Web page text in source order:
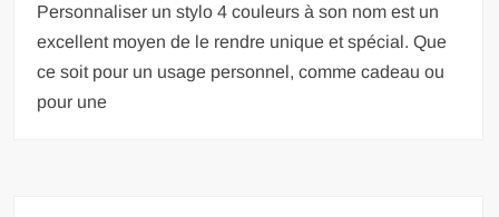
Personnaliser un stylo 4 couleurs à son nom est un
excellent moyen de le rendre unique et spécial. Que
ce soit pour un usage personnel, comme cadeau ou
pour une